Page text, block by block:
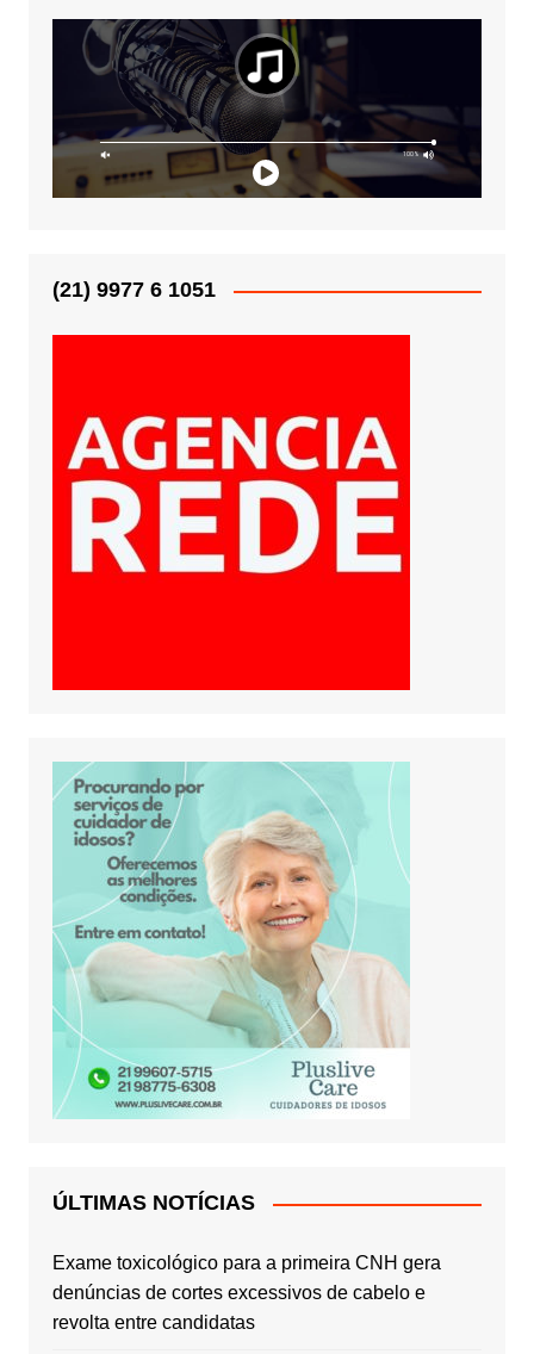
(21) 9977 6 1051
ÚLTIMAS NOTÍCIAS
Exame toxicológico para a primeira CNH gera
denúncias de cortes excessivos de cabelo e
revolta entre candidatas